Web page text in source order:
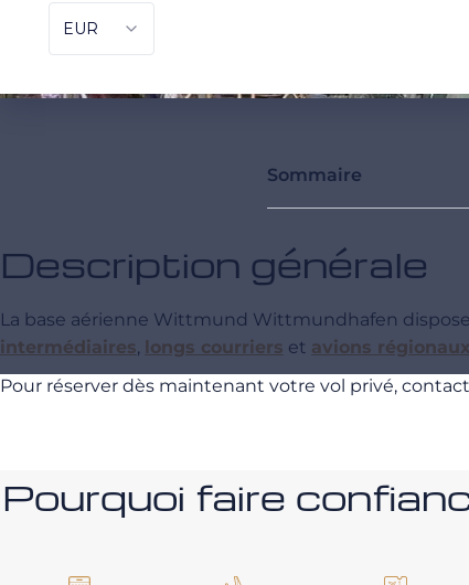
Sommaire
Description générale
La base aérienne Wittmund Wittmundhafen
intermédiaires, longs courriers et avions régionaux
Pour réserver dès maintenant votre vol privé,
Pourquoi faire